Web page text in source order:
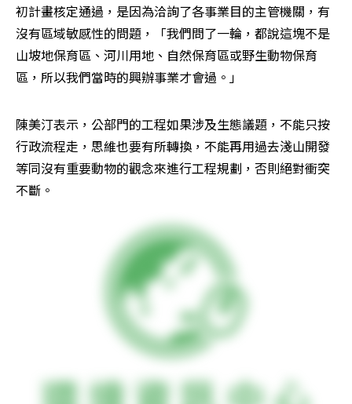
初計畫核定通過，是因為洽詢了各事業目的主管機關，有
沒有區域敏感性的問題，「我們問了一輪，都說這塊不是
山坡地保育區、河川用地、自然保育區或野生動物保育
區，所以我們當時的興辦事業才會過。」
陳美汀表示，公部門的工程如果涉及生態議題，不能只按
行政流程走，思維也要有所轉換，不能再用過去淺山開發
等同沒有重要動物的觀念來進行工程規劃，否則絕對衝突
不斷。